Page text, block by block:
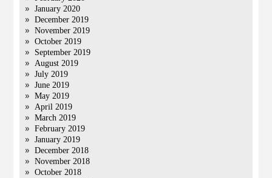
January 2020
December 2019
November 2019
October 2019
September 2019
August 2019
July 2019
June 2019
May 2019
April 2019
March 2019
February 2019
January 2019
December 2018
November 2018
October 2018